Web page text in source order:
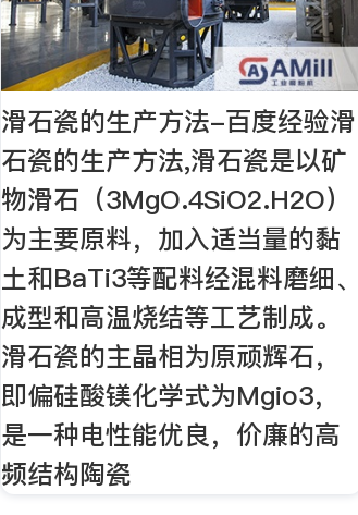
滑石瓷的生产方法-百度经验滑
石瓷的生产方法,滑石瓷是以矿
物滑石（3MgO.4SiO2.H2O）
为主要原料，加入适当量的黏
土和BaTi3等配料经混料磨细、
成型和高温烧结等工艺制成。
滑石瓷的主晶相为原顽辉石，
即偏硅酸镁化学式为Mgio3，
是一种电性能优良，价廉的高
频结构陶瓷